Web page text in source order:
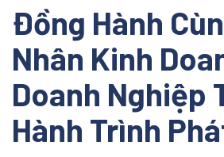
Đồng Hành
Nhân Kinh
Doanh Nghiệp
Hành Trình